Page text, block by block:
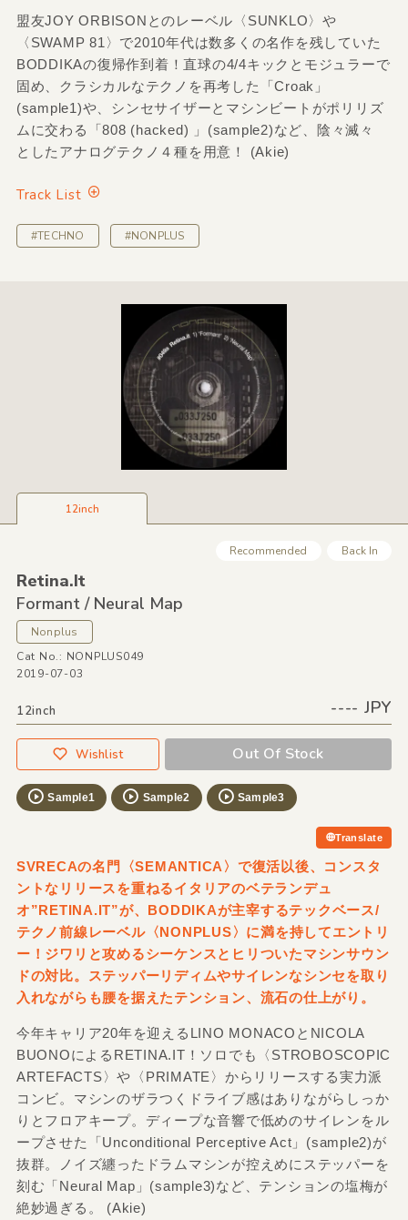
盟友JOY ORBISONとのレーベル〈SUNKLO〉や
〈SWAMP 81〉で2010年代は数多くの名作を残していた
BODDIKAの復帰作到着！直球の4/4キックとモジュラーで
固め、クラシカルなテクノを再考した「Croak」
(sample1)や、シンセサイザーとマシンビートがポリリズ
ムに交わる「808 (hacked) 」(sample2)など、陰々滅々
としたアナログテクノ４種を用意！ (Akie)
Track List
#TECHNO #NONPLUS
12inch
Recommended Back In
Retina.It
Formant /Neural Map
Nonplus
Cat No.: NONPLUS049
2019-07-03
12inch ---- JPY
Wishlist Out Of Stock
Sample1 Sample2 Sample3
Translate
SVRECAの名門〈SEMANTICA〉で復活以後、コンスタ
ントなリリースを重ねるイタリアのベテランデュ
オ”RETINA.IT”が、BODDIKAが主宰するテックベース/
テクノ前線レーベル〈NONPLUS〉に満を持してエントリ
ー！ジワリと攻めるシーケンスとヒリついたマシンサウン
ドの対比。ステッパーリディムやサイレンなシンセを取り
入れながらも腰を据えたテンション、流石の仕上がり。
今年キャリア20年を迎えるLINO MONACOとNICOLA
BUONOによるRETINA.IT！ソロでも〈STROBOSCOPIC
ARTEFACTS〉や〈PRIMATE〉からリリースする実力派
コンビ。マシンのザラつくドライブ感はありながらしっか
りとフロアキープ。ディープな音響で低めのサイレンをル
ープさせた「Unconditional Perceptive Act」(sample2)が
抜群。ノイズ纏ったドラムマシンが控えめにステッパーを
刻む「Neural Map」(sample3)など、テンションの塩梅が
絶妙過ぎる。 (Akie)